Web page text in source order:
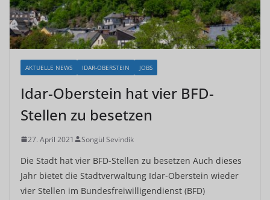
AKTUELLE NEWS IDAR-OBERSTEIN JOBS
Idar-Oberstein hat vier BFD-
Stellen zu besetzen
27. April 2021 Songül Sevindik
Die Stadt hat vier BFD-Stellen zu besetzen Auch dieses
Jahr bietet die Stadtverwaltung Idar-Oberstein wieder
vier Stellen im Bundesfreiwilligendienst (BFD)